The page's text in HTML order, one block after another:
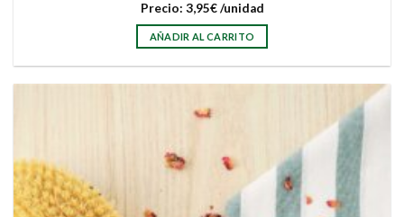
Precio: 3,95€ /unidad
AÑADIR AL CARRITO